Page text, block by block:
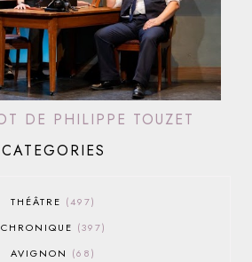
DE PHILIPPE TOUZET
CATEGORIES
THÉÂTRE
497
CHRONIQUE
397
AVIGNON
68